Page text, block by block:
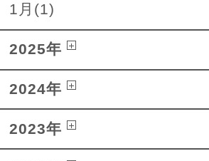
1月(1)
2025年
2024年
2023年